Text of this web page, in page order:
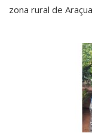
zona rural de